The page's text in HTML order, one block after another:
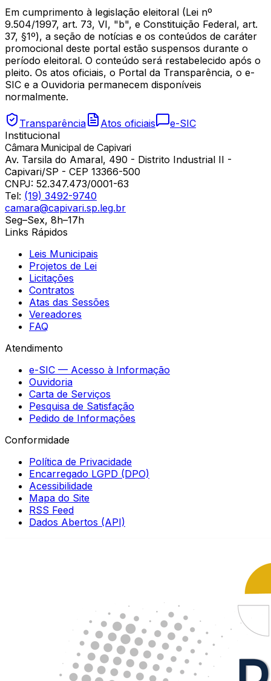
Em cumprimento à legislação eleitoral (Lei nº
9.504/1997, art. 73, VI, "b", e Constituição Federal, art.
37, §1º), a seção de notícias e os conteúdos de caráter
promocional deste portal estão suspensos durante o
período eleitoral. O conteúdo será restabelecido após o
pleito. Os atos oficiais, o Portal da Transparência, o e-
SIC e a Ouvidoria permanecem disponíveis
normalmente.
Transparência Atos oficiais
e-SIC
Institucional
Câmara Municipal de Capivari
Av. Tarsila do Amaral, 490 - Distrito Industrial II -
Capivari/SP - CEP 13366-500
CNPJ: 52.347.473/0001-63
Tel: (19) 3492-9740
camara@capivari.sp.leg.br
Seg–Sex, 8h–17h
Links Rápidos
Leis Municipais
Projetos de Lei
Licitações
Contratos
Atas das Sessões
Vereadores
FAQ
Atendimento
e-SIC — Acesso à Informação
Ouvidoria
Carta de Serviços
Pesquisa de Satisfação
Pedido de Informações
Conformidade
Política de Privacidade
Encarregado LGPD (DPO)
Acessibilidade
Mapa do Site
RSS Feed
Dados Abertos (API)